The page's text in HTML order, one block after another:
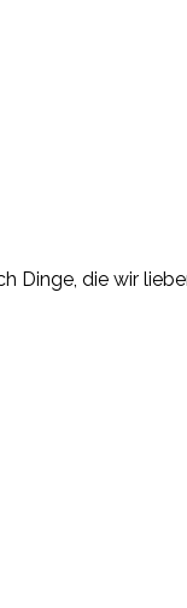
Dinge, die wir